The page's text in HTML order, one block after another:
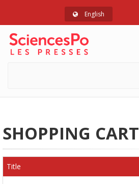
English
SHOPPING CART
Title